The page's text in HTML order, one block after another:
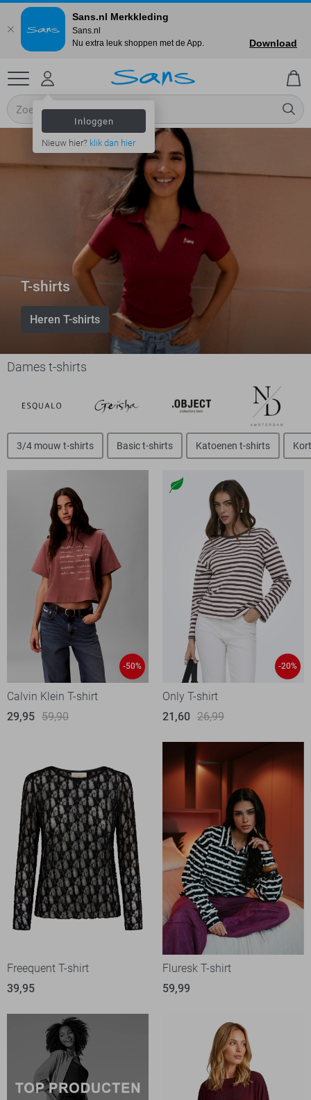
Inloggen
Nieuw hier? klik dan hier
T-shirts
Heren T-shirts
Dames t-shirts
3/4 mouw t-shirts Basic t-shirts Katoenen t-shirts
-50%
Calvin Klein T-shirt
29,95 59,90
-20%
Only T-shirt
21,60 26,99
Freequent T-shirt
39,95
Fluresk T-shirt
59,99
Sans.nl Merkkleding
Sans.nl
Nu extra leuk shoppen met de App.
Download